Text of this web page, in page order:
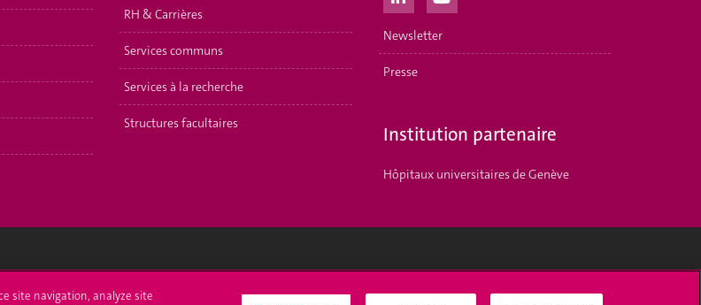
RH & Carrières
Services communs
Services à la recherche
Structures facultaires
Newsletter
Presse
Institution partenaire
Hôpitaux universitaires de Genève
L'UNIGE vous informe
site navigation, analyze site